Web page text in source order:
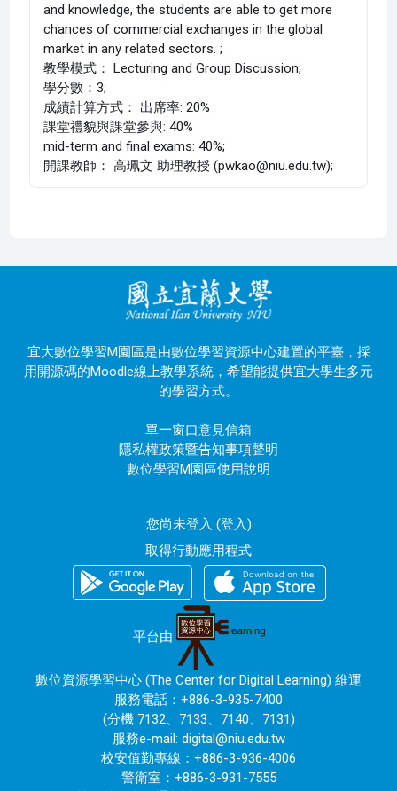
and knowledge, the students are able to get more
chances of commercial exchanges in the global
market in any related sectors. ;
教學模式： Lecturing and Group Discussion;
學分數：3;
成績計算方式： 出席率: 20%
課堂禮貌與課堂參與: 40%
mid-term and final exams: 40%;
開課教師： 高珮文 助理教授 (pwkao@niu.edu.tw);
宜大數位學習M園區是由數位學習資源中心建置的平臺，採
用開源碼的Moodle線上教學系統，希望能提供宜大學生多元
的學習方式。
單一窗口意見信箱
隱私權政策暨告知事項聲明
數位學習M園區使用說明
您尚未登入 (登入)
取得行動應用程式
平台由
數位資源學習中心 (The Center for Digital Learning) 維運
服務電話：+886-3-935-7400
(分機 7132、7133、7140、7131)
服務e-mail: digital@niu.edu.tw
校安值勤專線：+886-3-936-4006
警衛室：+886-3-931-7555